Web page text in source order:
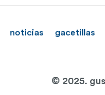
noticias gacetillas
© 2025.